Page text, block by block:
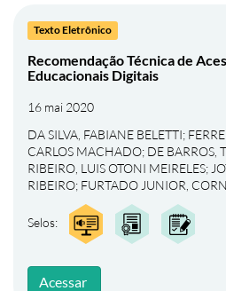
Texto Eletrônico
Recomendação Técnica de
Educacionais Digitais
16 mai 2020
DA SILVA, FABIANE BELETTI;
CARLOS MACHADO; DE BARROS,
RIBEIRO, LUIS OTONI MEIRELES;
RIBEIRO; FURTADO JUNIOR,
Selos:
Acessar